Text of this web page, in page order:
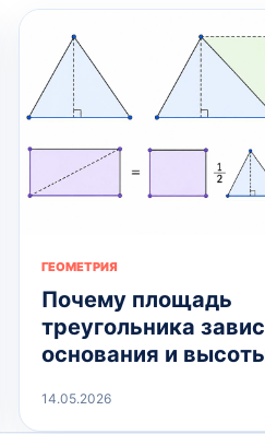
ГЕОМЕТРИЯ
Почему площадь
треугольника
основания и
14.05.2026